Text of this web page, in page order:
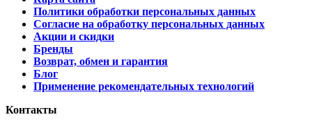
Политики обработки персональных данных
Согласие на обработку персональных данных
Акции и скидки
Бренды
Возврат, обмен и гарантия
Блог
Применение рекомендательных технологий
Контакты